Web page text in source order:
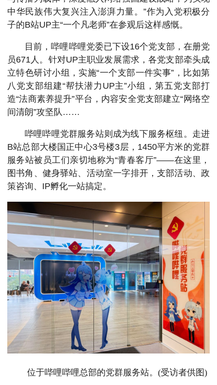
中华民族伟大复兴注入澎湃力量。”作为入党积极分
子的B站UP主“一个凡老师”在参观后这样感慨。
目前，哔哩哔哩党委已下设16个党支部，在册党
员671人。针对UP主职业发展需求，各党支部牵头成
立特色研讨小组，实施“一个支部一件实事”，比如第
八党支部组建“帮扶潜力UP主”小组，第五党支部打
造“法商素养提升”平台，内容安全党支部建立“网络空
间清朗”攻坚队……
哔哩哔哩党群服务站则成为线下服务枢纽。走进
B站总部大楼国正中心3号楼3层，1450平方米的党群
服务站被员工们亲切地称为“青春客厅”——在这里，
图书角、健身驿站、活动室一字排开，支部活动、政
策咨询、IP孵化一站搞定。
位于哔哩哔哩总部的党群服务站。(受访者供图)